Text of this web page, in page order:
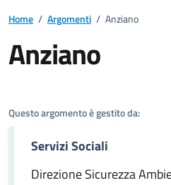
Home / Argomenti / Anziano
Anziano
Questo argomento è gestito da:
Servizi Sociali
Direzione Sicurezza